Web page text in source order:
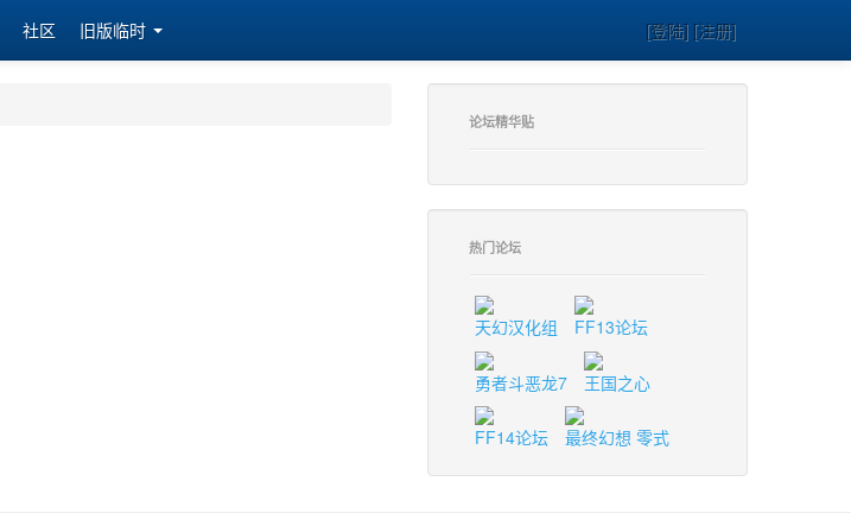
社区 旧版临时 [登陆] [注册]
论坛精华贴
热门论坛
天幻汉化组 FF13论坛
勇者斗恶龙7 王国之心
FF14论坛 最终幻想 零式